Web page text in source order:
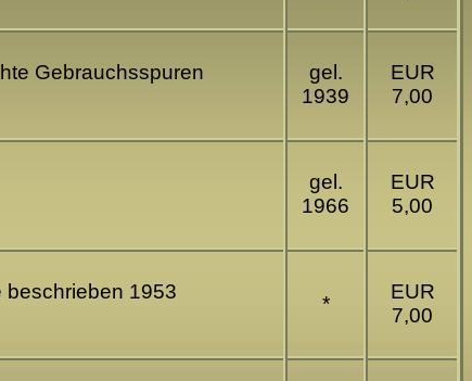
Gebrauchsspuren
gel.
1939
EUR
7,00
gel.
1966
EUR
5,00
beschrieben 1953
*
EUR
7,00